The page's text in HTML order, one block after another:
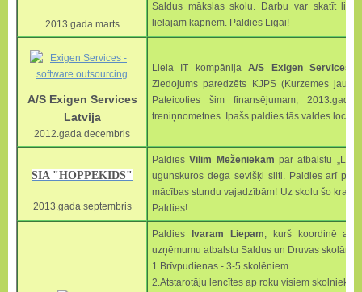
2013.gada marts
Saldus mākslas skolu. Darbu var skatīt
lielajām kāpnēm. Paldies Līgai!
A/S Exigen Services
Latvija
2012.gada decembris
Liela IT kompānijaA/S Exigen Services
Ziedojums paredzēts KJPS (Kurzemes
Pateicoties šim finansējumam,
treniņnometnes. Īpašs paldies tās valdes
SIA "HOPPEKIDS"
2013.gada septembris
PaldiesVilim Meženiekam par atbalstu
ugunskuros dega sevišķi silti. Paldies arī par
mācības stundu vajadzībām! Uz skolu šo
Paldies!
Paldies Ivaram Liepam, kurš koordinē
uzņēmumu atbalstu Saldus un Druvas skolām.
1.Brīvpudienas - 3-5 skolēniem.
2.Atstarotāju lencītes ap roku visiem